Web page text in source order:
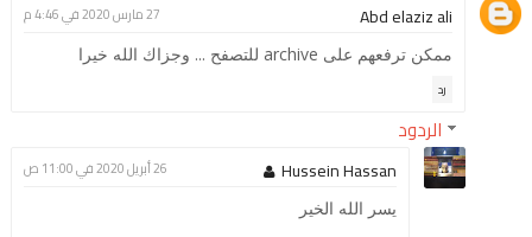
Abd elaziz ali 27 مارس 2020 في 4:46 م
ممكن ترفعهم على archive للتصفح ... وجزاك الله خيرا
رد
الردود
Hussein Hassan 26 أبريل 2020 في 11:00 ص
يسر الله الخير